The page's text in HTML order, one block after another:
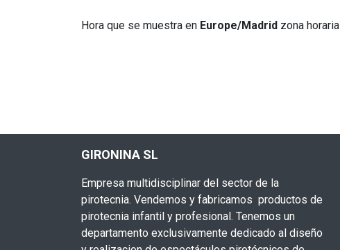
Hora que se muestra en Europe/Madrid zona horaria
GIRONINA SL
Empresa multidisciplinar del sector de la
pirotecnia. Vendemos y fabricamos productos de
pirotecnia infantil y profesional. Tenemos un
departamento exclusivamente dedicado al diseño